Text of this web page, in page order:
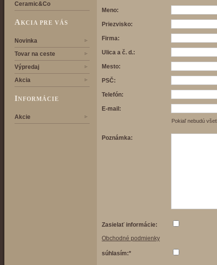
Ceramic&Co
AKCIA PRE VÁS
Novinka
Tovar na ceste
Výpredaj
Akcia
INFORMÁCIE
Akcie
Meno:
Priezvisko:
Firma:
Ulica a č. d.:
Mesto:
PSČ:
Telefón:
E-mail:
Pokiaľ nebudú
Poznámka:
Zasielať informácie:
Obchodné podmienky
súhlasím:*